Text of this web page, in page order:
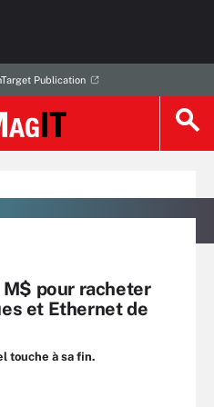
Publication
M$ pour racheter
et Ethernet de
touche à sa fin.